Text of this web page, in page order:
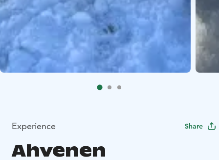
Experience Share
Ahvenen